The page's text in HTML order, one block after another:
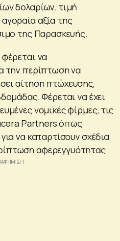
δολαρίων, τιμή
αξία της
της Παρασκευής.
να
την περίπτωση να
αίτηση πτώχευσης,
Φέρεται να έχει
νομικές φίρμες, τις
Partners όπως
να καταρτίσουν σχέδια
αφερεγγυότητας